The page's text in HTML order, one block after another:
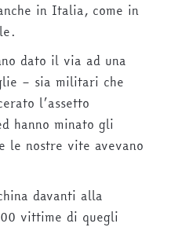
in Italia, come in
dato il via ad una
– sia militari che
l’assetto
hanno minato gli
le nostre vite avevano
davanti alla
vittime di quegli